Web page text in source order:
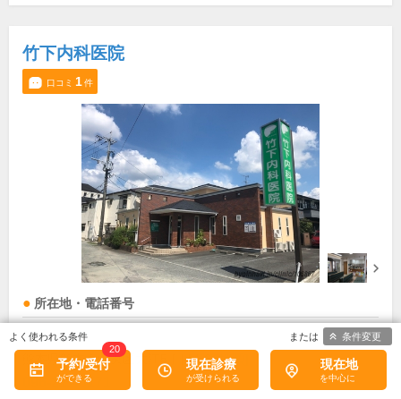
竹下内科医院
口コミ 1件
所在地・電話番号
交通局前駅
熊本県熊本市中央区大江5丁目4-6[地図]
096-211-5171
予約/受付
20
現在診療 現在地
条件変更